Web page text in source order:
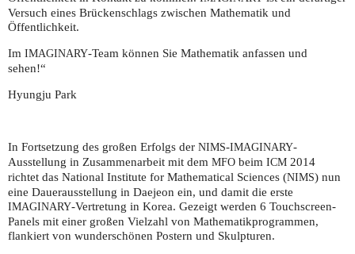
Versuch eines Brückenschlags zwischen Mathematik und
Öffentlichkeit.
Im IMAGINARY-Team können Sie Mathematik anfassen und
sehen!“
Hyungju Park
In Fortsetzung des großen Erfolgs der NIMS-IMAGINARY-
Ausstellung in Zusammenarbeit mit dem MFO beim ICM 2014
richtet das National Institute for Mathematical Sciences (NIMS) nun
eine Dauerausstellung in Daejeon ein, und damit die erste
IMAGINARY-Vertretung in Korea. Gezeigt werden 6 Touchscreen-
Panels mit einer großen Vielzahl von Mathematikprogrammen,
flankiert von wunderschönen Postern und Skulpturen.